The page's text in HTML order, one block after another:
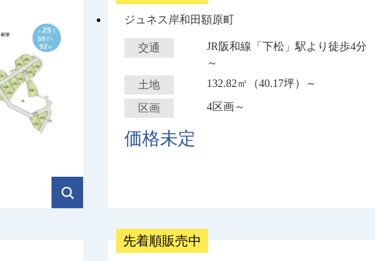
ジュネス岸和田額原町
交通
JR阪和線「下松」駅より徒歩4分
～
土地
132.82㎡（40.17坪）～
区画 4区画～
価格未定
先着順販売中